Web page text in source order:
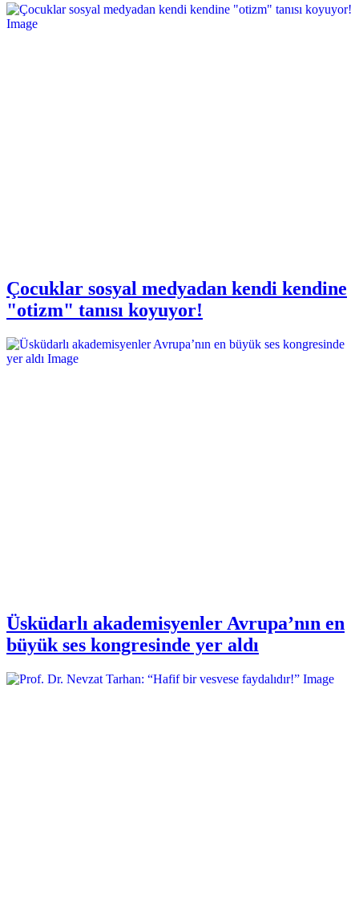
Çocuklar sosyal medyadan kendi kendine
"otizm" tanısı koyuyor!
Üsküdarlı akademisyenler Avrupa’nın en
büyük ses kongresinde yer aldı